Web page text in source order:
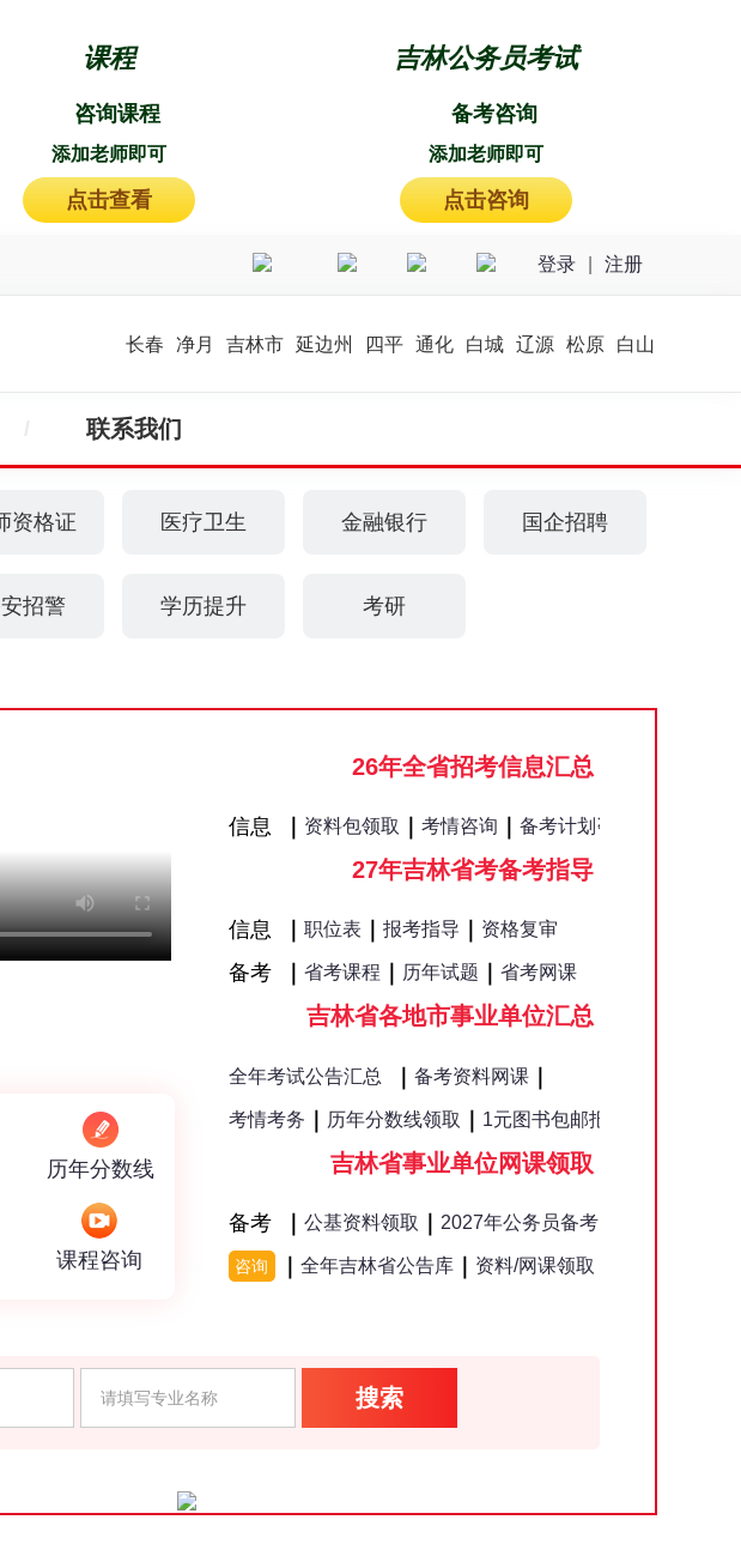
课程
咨询课程
添加老师即可
点击查看
吉林公务员考试
备考咨询
添加老师即可
点击咨询
登录 注册
长春 净月 吉林市 延边州 四平 通化 白城 辽源 松原 白山
联系我们
资格证 医疗卫生 金融银行 国企招聘
招警 学历提升 考研
历年分数线
课程咨询
26年全省招考信息汇总
信息 资料包领取 考情咨询 备考计划咨询
27年吉林省考备考指导
信息 职位表 报考指导 资格复审
备考 省考课程｜ 历年试题 省考网课
吉林省各地市事业单位汇总
全年考试公告汇总 备考资料网课｜
考情考务 历年分数线领取 1元图书包邮报考咨询
吉林省事业单位网课领取
备考 公基资料领取 2027年公务员备考｜
咨询 ｜全年吉林省公告库 资料/网课领取